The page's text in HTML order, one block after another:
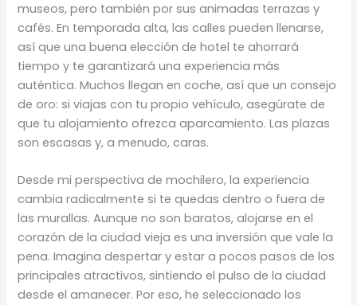
museos, pero también por sus animadas terrazas y
cafés. En temporada alta, las calles pueden llenarse,
así que una buena elección de hotel te ahorrará
tiempo y te garantizará una experiencia más
auténtica. Muchos llegan en coche, así que un consejo
de oro: si viajas con tu propio vehículo, asegúrate de
que tu alojamiento ofrezca aparcamiento. Las plazas
son escasas y, a menudo, caras.
Desde mi perspectiva de mochilero, la experiencia
cambia radicalmente si te quedas dentro o fuera de
las murallas. Aunque no son baratos, alojarse en el
corazón de la ciudad vieja es una inversión que vale la
pena. Imagina despertar y estar a pocos pasos de los
principales atractivos, sintiendo el pulso de la ciudad
desde el amanecer. Por eso, he seleccionado los